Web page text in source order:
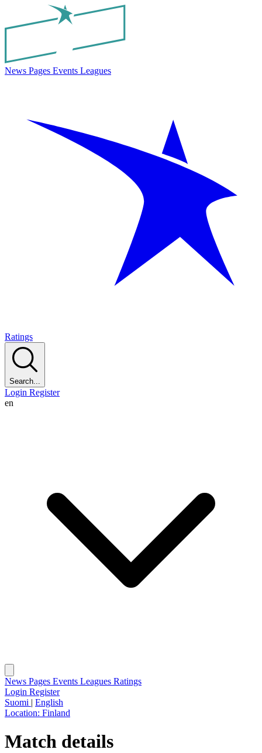
News Pages Events Leagues
Ratings
Search...
Login Register
en
News Pages Events Leagues Ratings
Login Register
Suomi | English
Location: Finland
Match details